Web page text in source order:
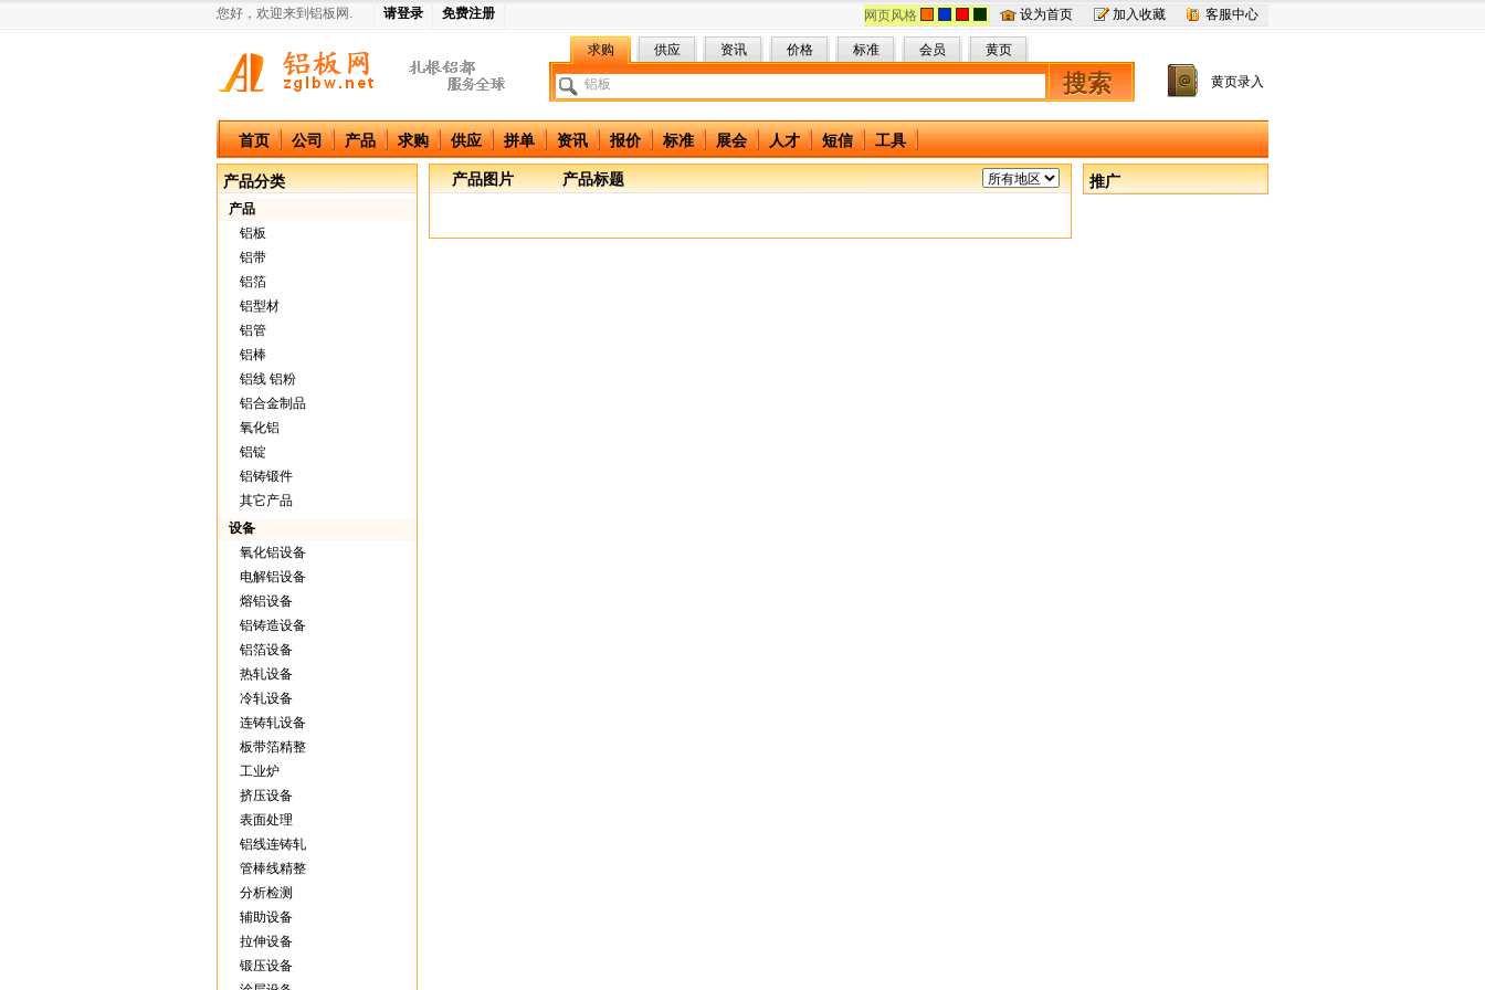
您好，欢迎来到铝板网. 请登录 免费注册 设为首页 加入收藏 客服中心
网页风格
中国铝板网
求购 供应 资讯 价格 标准 会员 黄页
搜索 黄页录入
首页 公司 产品 求购 供应 拼单 资讯 报价 标准 展会 人才 短信 工具
产品分类
产品
铝板
铝带
铝箔
铝型材
铝管
铝棒
铝线 铝粉
铝合金制品
氧化铝
铝锭
铝铸锻件
其它产品
设备
氧化铝设备
电解铝设备
熔铝设备
铝铸造设备
铝箔设备
热轧设备
冷轧设备
连铸轧设备
板带箔精整
工业炉
挤压设备
表面处理
铝线连铸轧
管棒线精整
分析检测
辅助设备
拉伸设备
锻压设备
产品图片 产品标题 推广